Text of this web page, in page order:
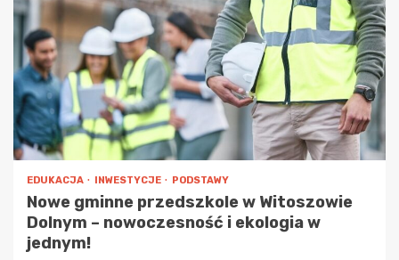
EDUKACJA INWESTYCJE PODSTAWY
Nowe gminne przedszkole w Witoszowie
Dolnym – nowoczesność i ekologia w
jednym!